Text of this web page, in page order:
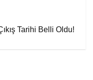
Tarihi Belli Oldu!